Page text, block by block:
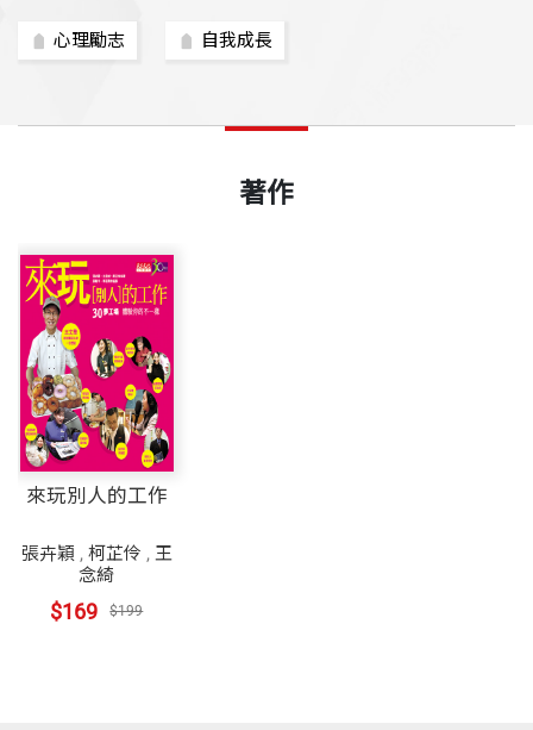
心理勵志 自我成長
著作
來玩別人的工作
張卉穎 , 柯芷伶 , 王
念綺
$169 $199